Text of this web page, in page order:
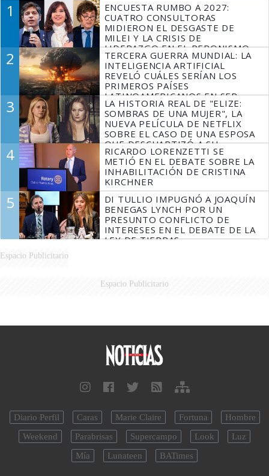
1
ENCUESTA RUMBO A 2027:
CUATRO CONSULTORAS
MIDIERON EL DESGASTE DE
MILEI Y LA CRISIS DE
LIDERAZGO EN EL PERONISMO
2
TERCERA GUERRA MUNDIAL: LA
INTELIGENCIA ARTIFICIAL
REVELÓ CUÁLES SERÍAN LOS
PRIMEROS PAÍSES
LATINOAMERICANOS EN SER
DERROTADOS
3
LA HISTORIA REAL DE "ELIZE:
SOMBRAS DE UNA MUJER", LA
NUEVA PELÍCULA DE NETFLIX
SOBRE EL CASO DE UNA ESPOSA
QUE DESCUARTIZÓ A SU
MARIDO
4
RICARDO LORENZETTI SE
METIÓ EN EL DEBATE SOBRE LA
INHABILITACIÓN DE CRISTINA
KIRCHNER
5
DI TULLIO IMPUGNÓ A JOAQUÍN
BENEGAS LYNCH POR UN
PRESUNTO CONFLICTO DE
INTERESES EN EL DEBATE DE LA
LEY DE TIERRAS
Espacio Publicitario
Espacio Publicitario
Diario Perfil Caras Marie Claire Fortuna
Hombre
Weekend
Parabrisas Supercampo Look
Luz
Mía
Lunateen BATimes